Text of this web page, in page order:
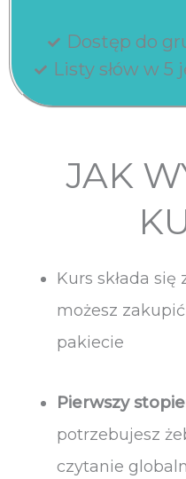
Dostęp do
Listy słów w 5
JAK
Kurs składa się
możesz
pakiecie
Pierwszy
potrzebujesz
czytanie